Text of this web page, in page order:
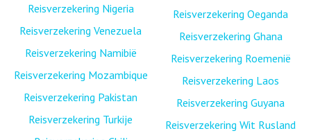
Reisverzekering Nigeria
Reisverzekering Venezuela
Reisverzekering Namibië
Reisverzekering Mozambique
Reisverzekering Pakistan
Reisverzekering Turkije
Reisverzekering Oeganda
Reisverzekering Ghana
Reisverzekering Roemenië
Reisverzekering Laos
Reisverzekering Guyana
Reisverzekering Wit Rusland